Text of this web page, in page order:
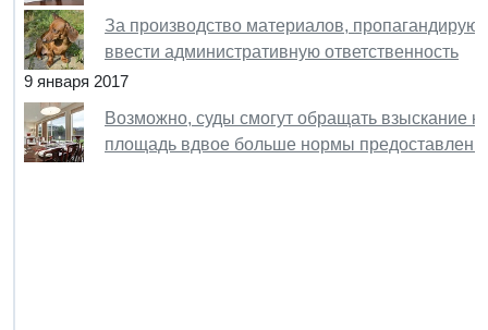
За производство материалов,
ввести административную ответственность
9 января 2017
Возможно, суды смогут обращать взыскание
площадь вдвое больше нормы